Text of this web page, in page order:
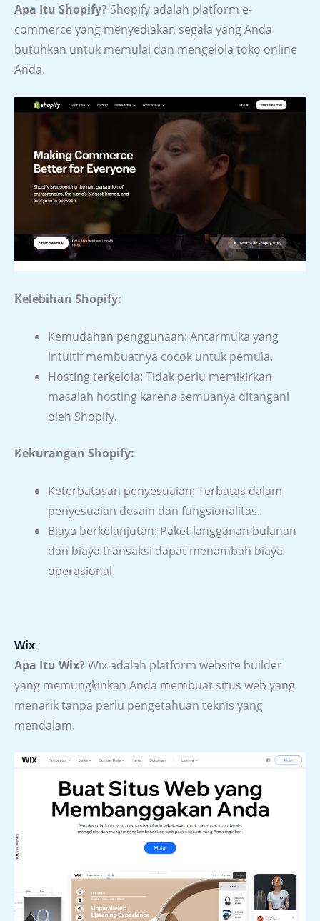
Apa Itu Shopify? Shopify adalah platform e-
commerce yang menyediakan segala yang Anda
butuhkan untuk memulai dan mengelola toko online
Anda.
Kelebihan Shopify:
Kemudahan penggunaan: Antarmuka yang
intuitif membuatnya cocok untuk pemula.
Hosting terkelola: Tidak perlu memikirkan
masalah hosting karena semuanya ditangani
oleh Shopify.
Kekurangan Shopify:
Keterbatasan penyesuaian: Terbatas dalam
penyesuaian desain dan fungsionalitas.
Biaya berkelanjutan: Paket langganan bulanan
dan biaya transaksi dapat menambah biaya
operasional.
Wix
Apa Itu Wix? Wix adalah platform website builder
yang memungkinkan Anda membuat situs web yang
menarik tanpa perlu pengetahuan teknis yang
mendalam.